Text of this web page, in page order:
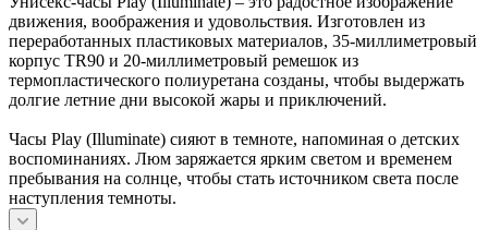
движения, воображения и удовольствия. Изготовлен из
переработанных пластиковых материалов, 35-миллиметровый
корпус TR90 и 20-миллиметровый ремешок из
термопластического полиуретана созданы, чтобы выдержать
долгие летние дни высокой жары и приключений.
Часы Play (Illuminate) сияют в темноте, напоминая о детских
воспоминаниях. Люм заряжается ярким светом и временем
пребывания на солнце, чтобы стать источником света после
наступления темноты.